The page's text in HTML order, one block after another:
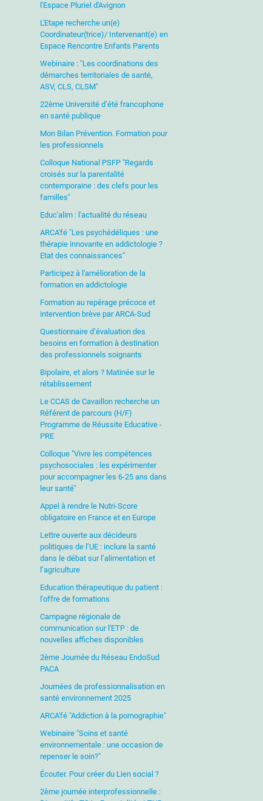
l'Espace Pluriel d'Avignon
L'Etape recherche un(e)
Coordinateur(trice)/ Intervenant(e) en
Espace Rencontre Enfants Parents
Webinaire : "Les coordinations des
démarches territoriales de santé,
ASV, CLS, CLSM"
22ème Université d’été francophone
en santé publique
Mon Bilan Prévention. Formation pour
les professionnels
Colloque National PSFP "Regards
croisés sur la parentalité
contemporaine : des clefs pour les
familles"
Educ'alim : l'actualité du réseau
ARCA'fé "Les psychédéliques : une
thérapie innovante en addictologie ?
Etat des connaissances"
Participez à l'amélioration de la
formation en addictologie
Formation au repérage précoce et
intervention brève par ARCA-Sud
Questionnaire d’évaluation des
besoins en formation à destination
des professionnels soignants
Bipolaire, et alors ? Matinée sur le
rétablissement
Le CCAS de Cavaillon recherche un
Référent de parcours (H/F)
Programme de Réussite Educative -
PRE
Colloque "Vivre les compétences
psychosociales : les expérimenter
pour accompagner les 6-25 ans dans
leur santé"
Appel à rendre le Nutri-Score
obligatoire en France et en Europe
Lettre ouverte aux décideurs
politiques de l’UE : inclure la santé
dans le débat sur l’alimentation et
l’agriculture
Education thérapeutique du patient :
l'offre de formations
Campagne régionale de
communication sur l'ETP : de
nouvelles affiches disponibles
2ème Journée du Réseau EndoSud
PACA
Journées de professionnalisation en
santé environnement 2025
ARCA'fé "Addiction à la pornographie"
Webinaire "Soins et santé
environnementale : une occasion de
repenser le soin?"
Écouter. Pour créer du Lien social ?
2ème journée interprofessionnelle :